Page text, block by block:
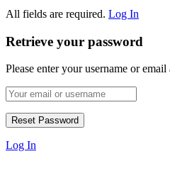
All fields are required. Log In
Retrieve your password
Please enter your username or
Log In